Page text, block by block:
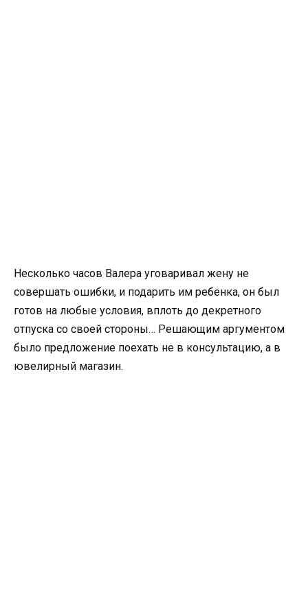
Несколько часов Валера уговаривал жену не
совершать ошибки, и подарить им ребенка, он был
готов на любые условия, вплоть до декретного
отпуска со своей стороны… Решающим аргументом
было предложение поехать не в консультацию, а в
ювелирный магазин.